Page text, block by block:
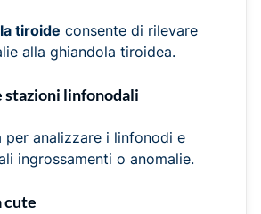
tiroide consente di rilevare
alla ghiandola tiroidea.
stazioni linfonodali
per analizzare i linfonodi e
ingrossamenti o anomalie.
cute